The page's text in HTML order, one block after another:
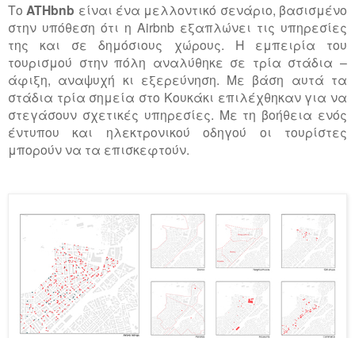
Το ATHbnb είναι ένα μελλοντικό σενάριο, βασισμένο
στην υπόθεση ότι η Airbnb εξαπλώνει τις υπηρεσίες
της και σε δημόσιους χώρους. Η εμπειρία του
τουρισμού στην πόλη αναλύθηκε σε τρία στάδια –
άφιξη, αναψυχή κι εξερεύνηση. Με βάση αυτά τα
στάδια τρία σημεία στο Κουκάκι επιλέχθηκαν για να
στεγάσουν σχετικές υπηρεσίες. Με τη βοήθεια ενός
έντυπου και ηλεκτρονικού οδηγού οι τουρίστες
μπορούν να τα επισκεφτούν.